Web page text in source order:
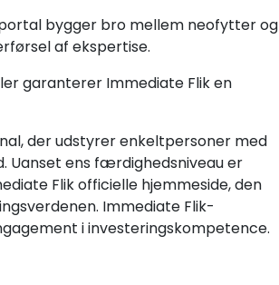
bygger bro mellem neofytter og
af ekspertise.
garanterer Immediate Flik en
der udstyrer enkeltpersoner med
Uanset ens færdighedsniveau er
Flik officielle hjemmeside, den
Immediate Flik-
i investeringskompetence.